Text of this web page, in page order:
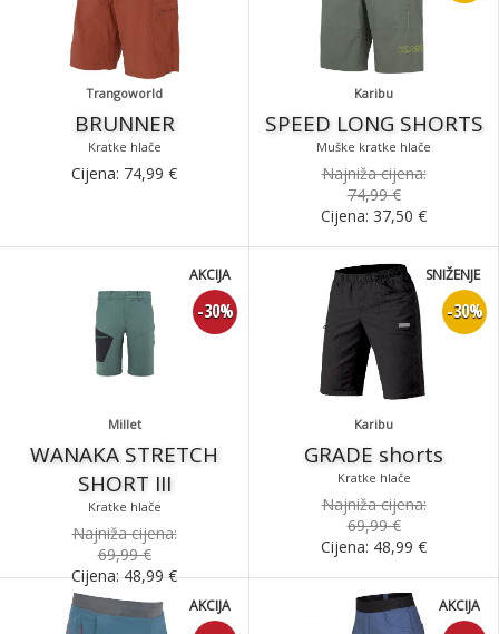
Trangoworld
BRUNNER
Kratke hlače
Cijena: 74,99 €
Karibu
SPEED LONG SHORTS
Muške kratke hlače
Najniža cijena:
74,99 €
Cijena: 37,50 €
Millet
WANAKA STRETCH
SHORT III
Kratke hlače
-30%
AKCIJA
Najniža cijena:
69,99 €
Cijena:48,99€
Karibu
GRADE shorts
Kratke hlače
-30%
SNIŽENJE
Najniža cijena:
69,99 €
Cijena: 48,99 €
AKCIJA AKCIJA